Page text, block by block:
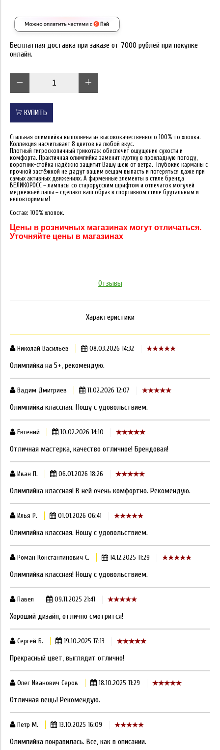
Бесплатная доставка при заказе от 7000 рублей при покупке
онлайн.
КУПИТЬ
Стильная олимпийка выполнена из высококачественного 100%-го хлопка.
Коллекция насчитывает 8 цветов на любой вкус.
Плотный гигроскопичный трикотаж обеспечит ощущение сухости и
комфорта. Практичная олимпийка заменит куртку в прохладную погоду,
воротник-стойка надёжно защитит Вашу шею от ветра. Глубокие карманы с
прочной застёжкой не дадут вашим вещам выпасть и потеряться даже при
самых активных движениях. А фирменные элементы в стиле бренда
ВЕЛИКОРОСС – лампасы со старорусским шрифтом и отпечаток могучей
медвежьей лапы – сделают ваш образ в спортивном стиле брутальным и
неповторимым!
Состав: 100% хлопок.
Цены в розничных магазинах могут отличаться.
Уточняйте цены в магазинах
Отзывы
Характеристики
Николай Васильев 08.03.2026 14:32
Олимпийка на 5+, рекомендую.
Вадим Дмитриев 11.02.2026 12:07
Олимпийка классная. Ношу с удовольствием.
Евгений 10.02.2026 14:10
Отличная мастерка, качество отличное! Брендовая!
Иван П. 06.01.2026 18:26
Олимпийка классная! В ней очень комфортно. Рекомендую.
Илья Р. 01.01.2026 06:41
Олимпийка классная. Ношу с удовольствием.
Роман Константинович С. 14.12.2025 11:29
Олимпийка классная! Ношу с удовольствием.
Павел 09.11.2025 21:41
Хороший дизайн, отлично смотрится!
Сергей Б. 19.10.2025 17:13
Прекрасный цвет, выглядит отлично!
Олег Иванович Серов 18.10.2025 11:29
Отличная вещь! Рекомендую.
Петр М. 13.10.2025 16:09
Олимпийка понравилась. Все, как в описании.